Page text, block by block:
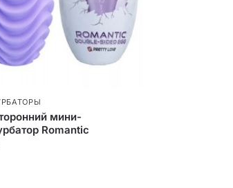
мини-
Romantic